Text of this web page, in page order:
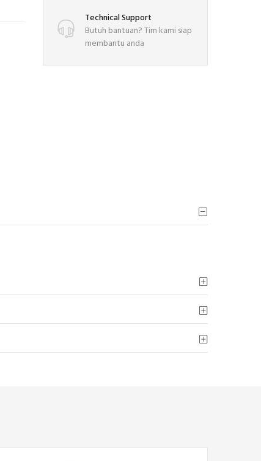
Technical Support
Butuh bantuan? Tim kami siap
membantu anda